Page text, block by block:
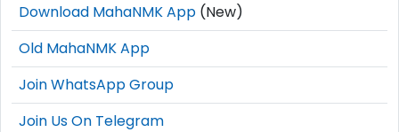
Download MahaNMK App (New)
Old MahaNMK App
Join WhatsApp Group
Join Us On Telegram